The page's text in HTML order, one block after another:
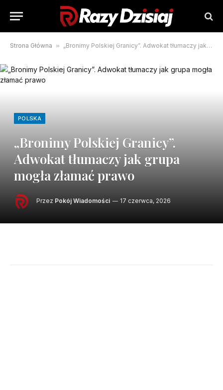
Strona Główna » „Bronimy Polskiej Granicy”. Adwokat tłumaczy jak grupa mogła złamać prawo
POLSKA
„Bronimy Polskiej Granicy”.
Adwokat tłumaczy jak grupa
mogła złamać prawo
Przez Pokój Wiadomości 17 czerwca, 2026